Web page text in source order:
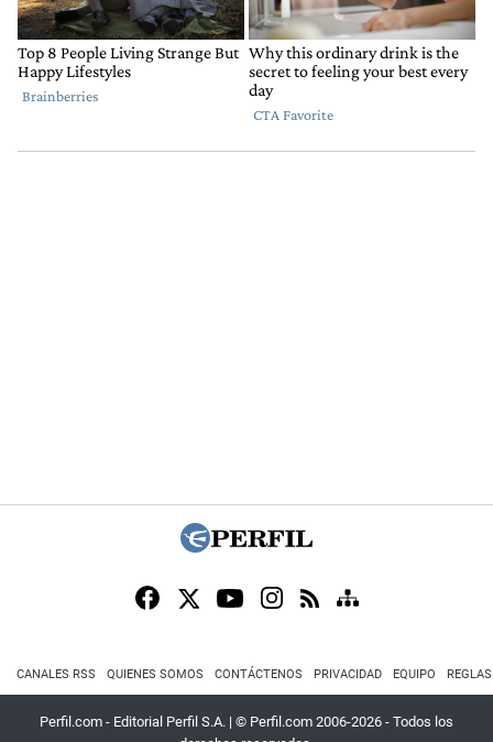
CANALES RSS QUIENES SOMOS CONTÁCTENOS PRIVACIDAD EQUIPO
Perfil.com - Editorial Perfil S.A. | © Perfil.com 2006-2026 - Todos los